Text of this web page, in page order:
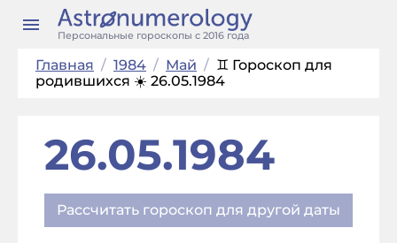
Персональные гороскопы с 2016 года
Главная / 1984 / Май / ♊ Гороскоп для
родившихся ☀️ 26.05.1984
26.05.1984
Рассчитать гороскоп для другой даты